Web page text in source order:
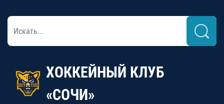
ХОККЕЙНЫЙ КЛУБ
«СОЧИ»